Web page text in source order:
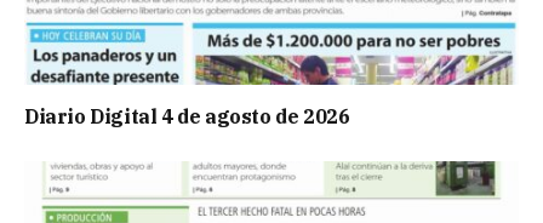
Diario Digital 4 de agosto de 2026